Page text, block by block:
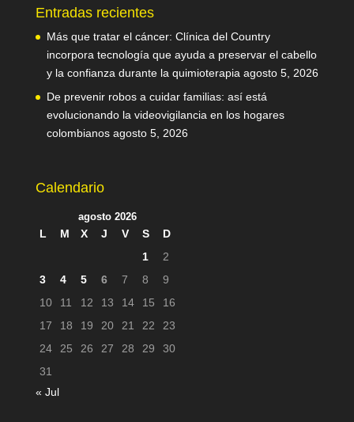
Entradas recientes
Más que tratar el cáncer: Clínica del Country
incorpora tecnología que ayuda a preservar el cabello
y la confianza durante la quimioterapia agosto 5, 2026
De prevenir robos a cuidar familias: así está
evolucionando la videovigilancia en los hogares
colombianos agosto 5, 2026
Calendario
agosto 2026
L M X J V S
D
1
2
3
4 5 6 7 8
9
10
11 12 13 14 15
16
17
18 19 20 21 22
23
24
25 26 27 28 29
30
31
« Jul